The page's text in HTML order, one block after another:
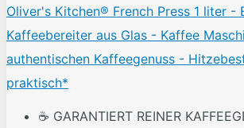
Oliver's Kitchen® French Press 1 liter -
Kaffeebereiter aus Glas - Kaffee
authentischen Kaffeegenuss -
praktisch*
☕ GARANTIERT REINER